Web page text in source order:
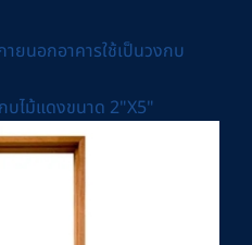
ยนอกอาคารใช้เป็นวงกบ
บไม้แดงขนาด 2"X5"